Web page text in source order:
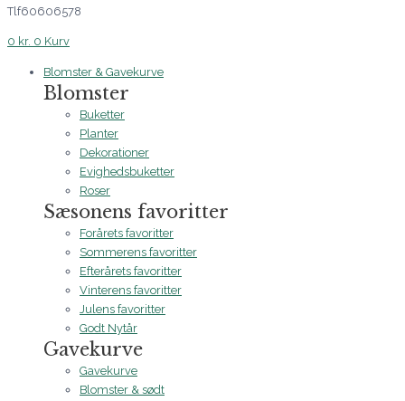
Tlf60606578
0 kr. 0 Kurv
Blomster & Gavekurve
Blomster
Buketter
Planter
Dekorationer
Evighedsbuketter
Roser
Sæsonens favoritter
Forårets favoritter
Sommerens favoritter
Efterårets favoritter
Vinterens favoritter
Julens favoritter
Godt Nytår
Gavekurve
Gavekurve
Blomster & sødt